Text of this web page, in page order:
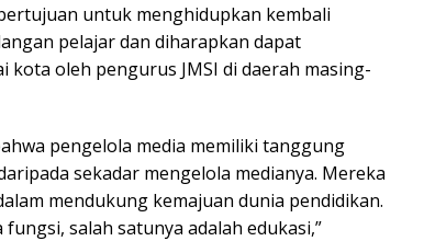
untuk menghidupkan kembali
pelajar dan diharapkan dapat
kota oleh pengurus JMSI di daerah masing-
pengelola media memiliki tanggung
sekadar mengelola medianya. Mereka
mendukung kemajuan dunia pendidikan.
salah satunya adalah edukasi,”